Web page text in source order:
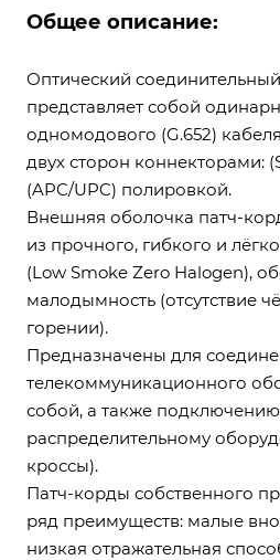
Общее описание:
Оптический
представляет собой
одномодового (G.652)
двух сторон коннекторами:
(APC/UPC) полировкой.
Внешняя оболочка патч-
из прочного, гибкого и
(Low Smoke Zero Halogen),
малодымность (отсутствие
горении).
Предназначены для
телекоммуникационного
собой, а также
распределительному
кроссы).
Патч-корды собственного
ряд преимуществ: малые
низкая отражательная